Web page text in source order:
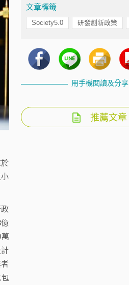
文章標籤
Society5.0 研發創新政策
用手機閱讀及分享
推薦文章